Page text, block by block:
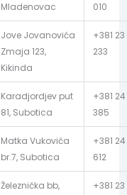
Mladenovac
010
Jove Jovanovića
Zmaja 123,
Kikinda
+381 23
233
Karadjordjev put
81, Subotica
+381
385
Matka Vukovića
br.7, Subotica
+381
612
Železnička bb,
+381